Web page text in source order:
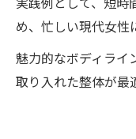
め、忙しい現代女性
魅力的なボディライ
取り入れた整体が最